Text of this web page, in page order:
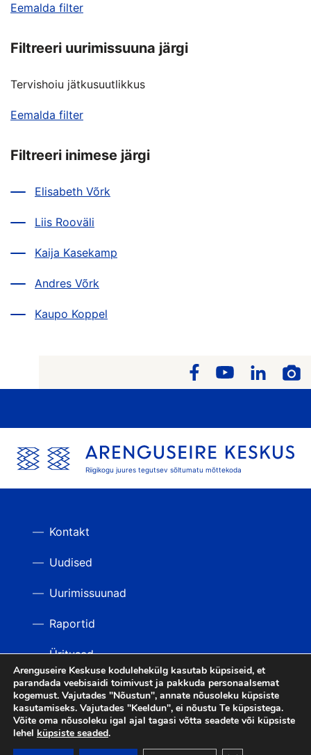
Eemalda filter
Filtreeri uurimissuuna järgi
Tervishoiu jätkusuutlikkus
Eemalda filter
Filtreeri inimese järgi
Elisabeth Võrk
Liis Rooväli
Kaija Kasekamp
Andres Võrk
Kaupo Koppel
Riigikogu juures tegutsev sõltumatu mõttekoda
LIITU UUDISKIRJAGA
TAGASI ÜLES
Kontakt
Uudised
Uurimissuunad
Raportid
Üritused
Videod
Arenguseire Keskuse kodulehekülg kasutab küpsiseid, et
parandada veebisaidi toimivust ja pakkuda personaalsemat
kogemust. Vajutades "Nõustun", annate nõusoleku küpsiste
kasutamiseks. Vajutades "Keeldun", ei nõustu Te küpsistega.
Võite oma nõusoleku igal ajal tagasi võtta seadete või küpsiste
lehel küpsiste seaded.